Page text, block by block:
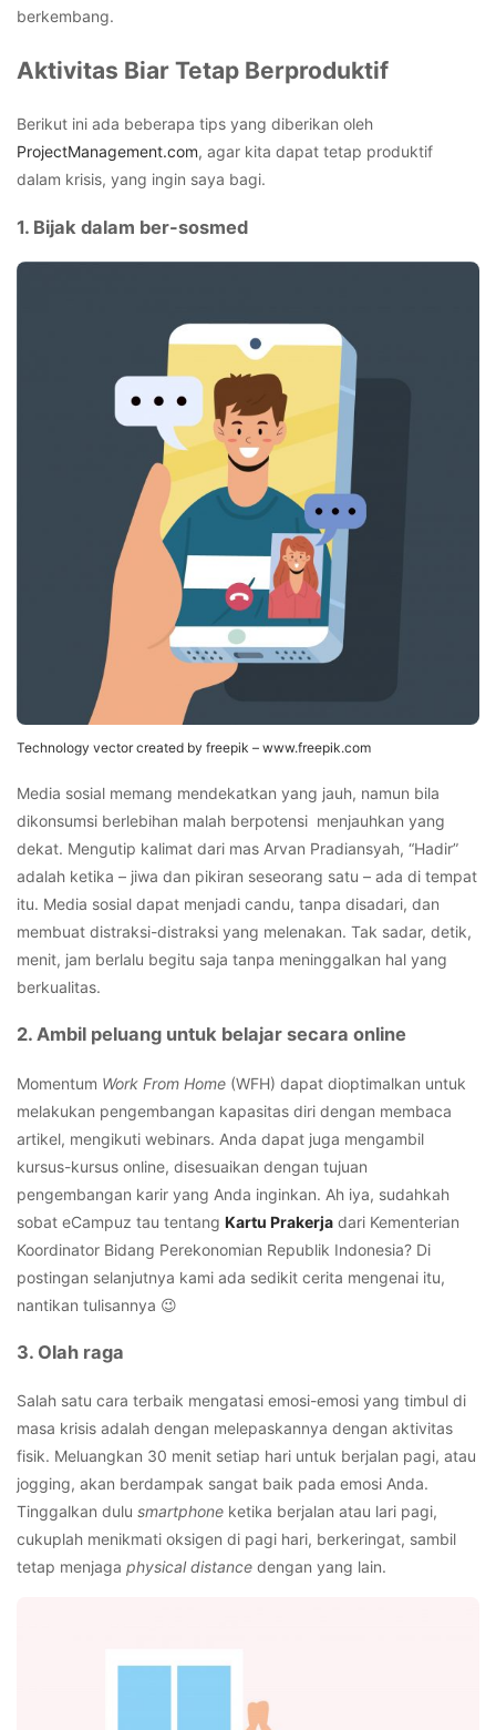
berkembang.
Aktivitas Biar Tetap Berproduktif
Berikut ini ada beberapa tips yang diberikan oleh
ProjectManagement.com, agar kita dapat tetap produktif
dalam krisis, yang ingin saya bagi.
1. Bijak dalam ber-sosmed
Technology vector created by freepik – www.freepik.com
Media sosial memang mendekatkan yang jauh, namun bila
dikonsumsi berlebihan malah berpotensi menjauhkan yang
dekat. Mengutip kalimat dari mas Arvan Pradiansyah, “Hadir”
adalah ketika – jiwa dan pikiran seseorang satu – ada di tempat
itu. Media sosial dapat menjadi candu, tanpa disadari, dan
membuat distraksi-distraksi yang melenakan. Tak sadar, detik,
menit, jam berlalu begitu saja tanpa meninggalkan hal yang
berkualitas.
2. Ambil peluang untuk belajar secara online
Momentum Work From Home (WFH) dapat dioptimalkan untuk
melakukan pengembangan kapasitas diri dengan membaca
artikel, mengikuti webinars. Anda dapat juga mengambil
kursus-kursus online, disesuaikan dengan tujuan
pengembangan karir yang Anda inginkan. Ah iya, sudahkah
sobat eCampuz tau tentang Kartu Prakerja dari Kementerian
Koordinator Bidang Perekonomian Republik Indonesia? Di
postingan selanjutnya kami ada sedikit cerita mengenai itu,
nantikan tulisannya 😉
3. Olah raga
Salah satu cara terbaik mengatasi emosi-emosi yang timbul di
masa krisis adalah dengan melepaskannya dengan aktivitas
fisik. Meluangkan 30 menit setiap hari untuk berjalan pagi, atau
jogging, akan berdampak sangat baik pada emosi Anda.
Tinggalkan dulu smartphone ketika berjalan atau lari pagi,
cukuplah menikmati oksigen di pagi hari, berkeringat, sambil
tetap menjaga physical distance dengan yang lain.